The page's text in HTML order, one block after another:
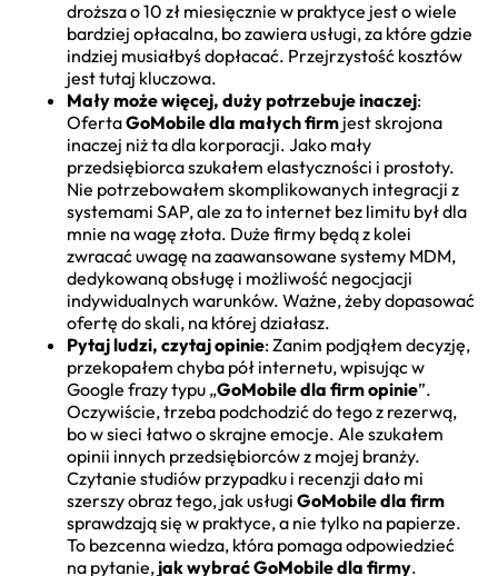
droższa o 10 zł miesięcznie w praktyce jest o wiele
bardziej opłacalna, bo zawiera usługi, za które gdzie
indziej musiałbyś dopłacać. Przejrzystość kosztów
jest tutaj kluczowa.
Mały może więcej, duży potrzebuje inaczej:
OfertaGoMobile dla małych firm jest skrojona
inaczej niż ta dla korporacji. Jako mały
przedsiębiorca szukałem elastyczności i prostoty.
Nie potrzebowałem skomplikowanych integracji z
systemami SAP, ale za to internet bez limitu był dla
mnie na wagę złota. Duże firmy będą z kolei
zwracać uwagę na zaawansowane systemy MDM,
dedykowaną obsługę i możliwość negocjacji
indywidualnych warunków. Ważne, żeby dopasować
ofertę do skali, na której działasz.
Pytaj ludzi, czytaj opinie: Zanim podjąłem decyzję,
przekopałem chyba pół internetu, wpisując w
Google frazy typu „GoMobile dla firm opinie”.
Oczywiście, trzeba podchodzić do tego z rezerwą,
bo w sieci łatwo o skrajne emocje. Ale szukałem
opinii innych przedsiębiorców z mojej branży.
Czytanie studiów przypadku i recenzji dało mi
szerszy obraz tego, jak usługi GoMobile dla firm
sprawdzają się w praktyce, a nie tylko na papierze.
To bezcenna wiedza, która pomaga odpowiedzieć
na pytanie, jak wybrać GoMobile dla firmy.